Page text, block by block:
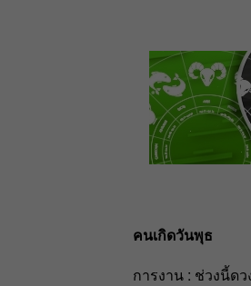
คนเกิดวันพุธ
การงาน : ช่วงนี้ด